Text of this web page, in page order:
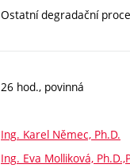
Ostatní degradační
26 hod., povinná
Ing. Karel Němec, Ph.D.
Ing. Eva Molliková,